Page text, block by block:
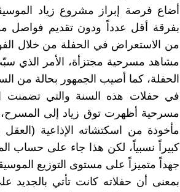
أضاع فرصة إبراز مشروع زياد
بفرقة أقل عدداً ودون تقديم فواصل
من الاستعراض في الحفلة من خلال
مشاهد مسرحية مجتزأة، الأمر الذي
الحفلة، كما أصيب الجمهور بحالة من
في حفلات هذه السنة والتي تضمنت
مسرحية أظهرت توق زياد إلى المسرح،
مأخوذة من اسكتشاته الإذاعية
كبيراً نسبياً، لكن هذا جاء على حساب
جهداً متميزاً على مستوى التوزيع
بمعنى أن حفلاته كانت تأتي